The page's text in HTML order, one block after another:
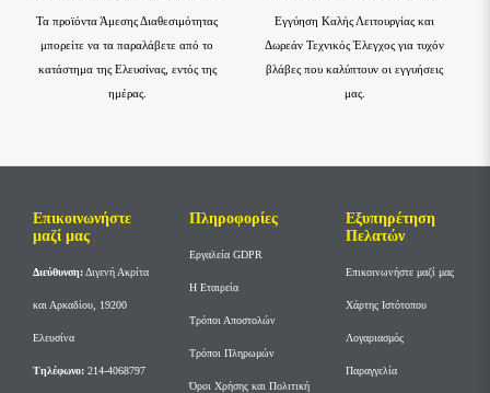
Τα προϊόντα Άμεσης Διαθεσιμότητας
μπορείτε να τα παραλάβετε από το
κατάστημα της Ελευσίνας, εντός της
ημέρας.
Εγγύηση Καλής Λειτουργίας και
Δωρεάν Τεχνικός Έλεγχος για τυχόν
βλάβες που καλύπτουν οι εγγυήσεις
μας.
Επικοινωνήστε
μαζί μας
Διεύθυνση:Διγενή Ακρίτα
και Αρκαδίου, 19200
Ελευσίνα
Tηλέφωνο: 214-4068797
Πληροφορίες
Εργαλεία GDPR
Η Εταιρεία
Τρόποι Αποστολών
Τρόποι Πληρωμών
Όροι Χρήσης και Πολιτική
Εξυπηρέτηση
Πελατών
Επικοινωνήστε μαζί μας
Χάρτης Ιστότοπου
Λογαριασμός
Παραγγελία